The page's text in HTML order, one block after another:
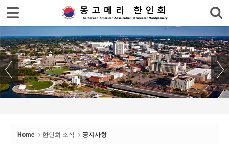
Home 한인회 소식 공지사항
로그인 회원가입
한인회
한인회 소식
- 공지사항
- 몽고메리 한인회 이모저모
Sketchbook5, 스케치북5
Sketchbook5, 스케치북5